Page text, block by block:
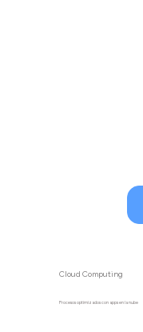
Cloud Computing
Procesos optimizados con apps en la nube